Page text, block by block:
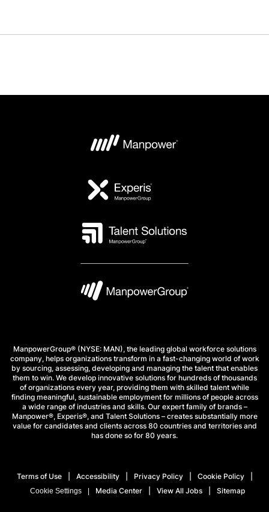
ManpowerGroup® (NYSE: MAN), the leading global workforce solutions
company, helps organizations transform in a fast-changing world of work
by sourcing, assessing, developing and managing the talent that enables
them to win. We develop innovative solutions for hundreds of thousands
of organizations every year, providing them with skilled talent while
finding meaningful, sustainable employment for millions of people across
a wide range of industries and skills. Our expert family of brands –
Manpower®, Experis®, and Talent Solutions – creates substantially more
value for candidates and clients across 80 countries and territories and
has done so for 80 years.
Terms of Use Accessibility Privacy Policy Cookie Policy
Cookie Settings Media Center View All Jobs Sitemap